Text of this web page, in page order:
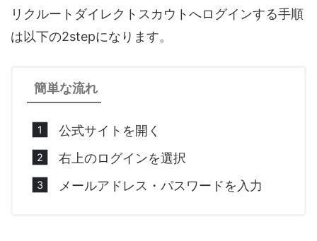
リクルートダイレクトスカウトへログインする手順
は以下の2stepになります。
簡単な流れ
公式サイトを開く
右上のログインを選択
メールアドレス・パスワードを入力